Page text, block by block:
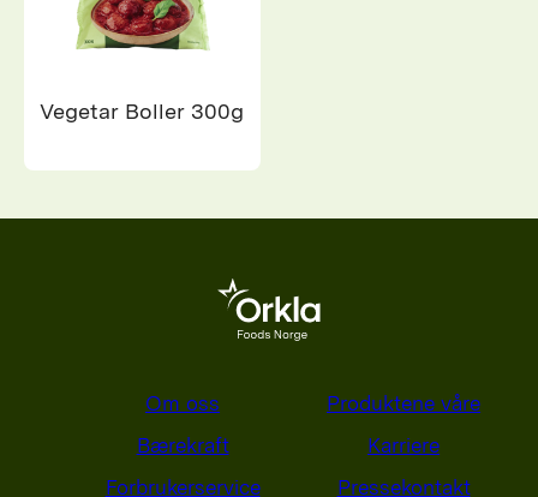
Vegetar Boller 300g
Om oss
Produktene våre
Bærekraft
Karriere
Forbrukerservice
Pressekontakt